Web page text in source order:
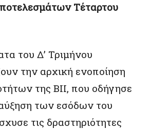
Τέταρτου
του Δ’ Τριμήνου
την αρχική ενοποίηση
της BII, που οδήγησε
των εσόδων του
τις δραστηριότητες